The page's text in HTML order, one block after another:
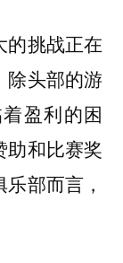
的挑战正在
除头部的游
盈利的困
助和比赛奖
部而言，